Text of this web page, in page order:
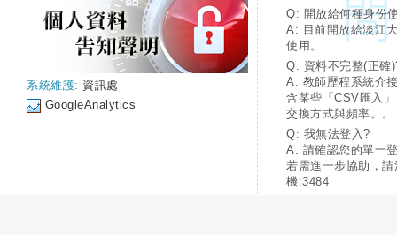
系統維護: 資訊處
GoogleAnalytics
Q: 開放給何種身份
A: 目前開放給淡江
使用。
Q: 資料不完整(正確
A: 教師歷程系統介
含某些「CSV匯入
交換方式與頻率。。
Q: 我無法登入?
A: 請確認您的單一
若需進一步協助，
機:3484